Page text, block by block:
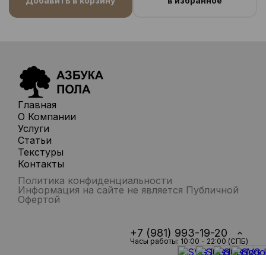
Главная
О Компании
Услуги
Статьи
Текстуры
Контакты
Политика конфиденциальности
Информация на сайте не является Публичной
Офертой
+7 (981) 993-19-20
Часы работы: 10:00 - 22:00 (СПБ)